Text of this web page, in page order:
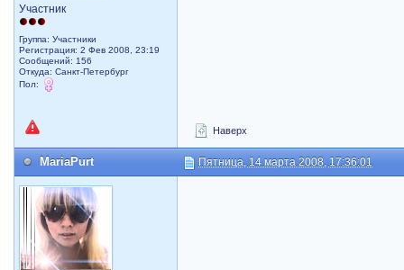
Участник
Группа: Участники
Регистрация: 2 Фев 2008, 23:19
Сообщений: 156
Откуда: Санкт-Петербург
Пол:
Наверх
MariaPurt Пятница, 14 марта 2008, 17:36:01